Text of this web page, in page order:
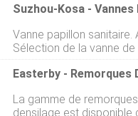
Vanne papillon sanitaire. Assurance qualité
Sélection de la vanne de
sélection des vannes de
processus de sélection
importante, en raison
Easterby - Remorques
La gamme de
densilage est disponible